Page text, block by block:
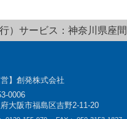
）サービス：神奈川県座
営】創発株式会社
0006
大阪市福島区吉野2-11-20